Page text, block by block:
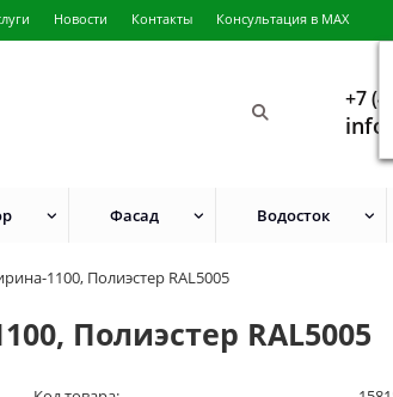
Новости Контакты Консультация в MAX
+7
Фасад Водосток
1100, Полиэстер RAL5005
Полиэстер RAL5005